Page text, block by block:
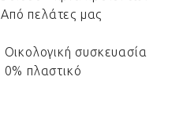
Από πελάτες μας
Οικολογική συσκευασία
0% πλαστικό